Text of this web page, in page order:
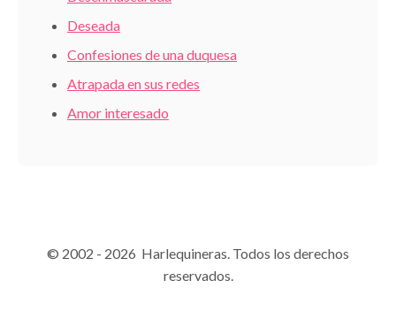
Deseada
Confesiones de una duquesa
Atrapada en sus redes
Amor interesado
© 2002 - 2026 Harlequineras. Todos los derechos
reservados.